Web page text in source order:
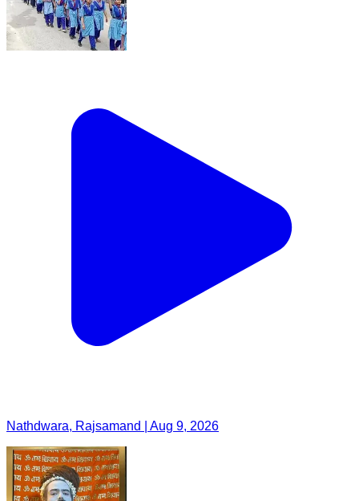
Nathdwara, Rajsamand | Aug 9, 2026